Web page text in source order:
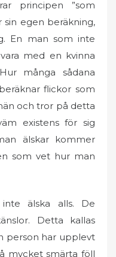
principen ”som
sin egen beräkning,
En man som inte
med en kvinna
många sådana
flickor som
och tror på detta
existens för sig
älskar kommer
som vet hur man
älska alls. De
Detta kallas
person har upplevt
mycket smärta föll